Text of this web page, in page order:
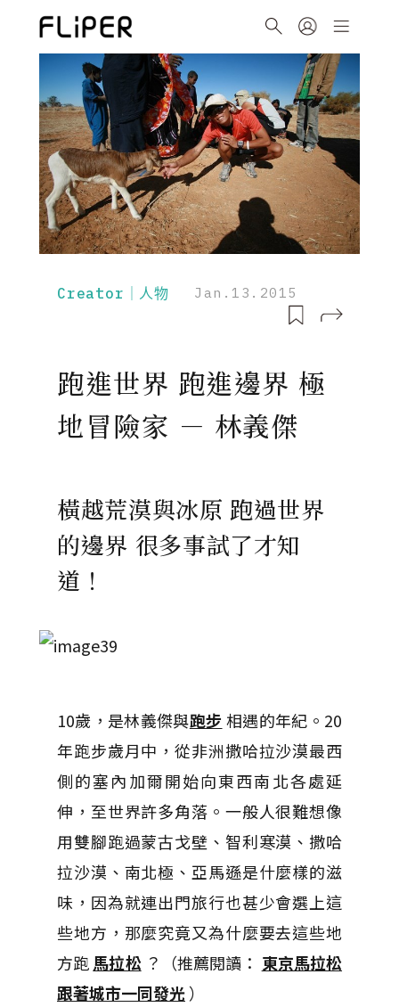
Creator｜人物 Jan.13.2015
跑進世界 跑進邊界 極
地冒險家 － 林義傑
橫越荒漠與冰原 跑過世界
的邊界 很多事試了才知
道！
10歲，是林義傑與跑步 相遇的年紀。20
年跑步歲月中，從非洲撒哈拉沙漠最西
側的塞內加爾開始向東西南北各處延
伸，至世界許多角落。一般人很難想像
用雙腳跑過蒙古戈壁、智利寒漠、撒哈
拉沙漠、南北極、亞馬遜是什麼樣的滋
味，因為就連出門旅行也甚少會選上這
些地方，那麼究竟又為什麼要去這些地
方跑馬拉松 ？（推薦閱讀： 東京馬拉松
跟著城市一同發光）